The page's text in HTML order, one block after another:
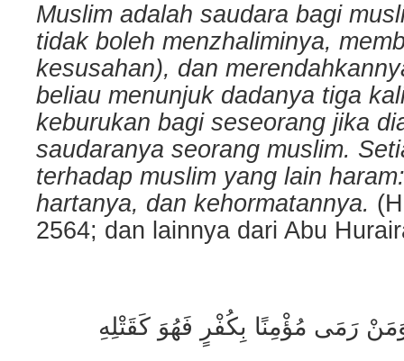
Muslim adalah saudara bagi
tidak boleh menzhaliminya,
kesusahan), dan
beliau menunjuk dadanya tiga
keburukan bagi seseorang jika
saudaranya seorang muslim.
terhadap muslim yang lain
hartanya, dan kehormatannya.
2564; dan lainnya dari Abu